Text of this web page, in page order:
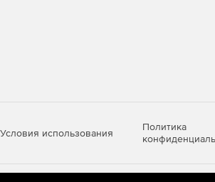
Условия использования
Политика